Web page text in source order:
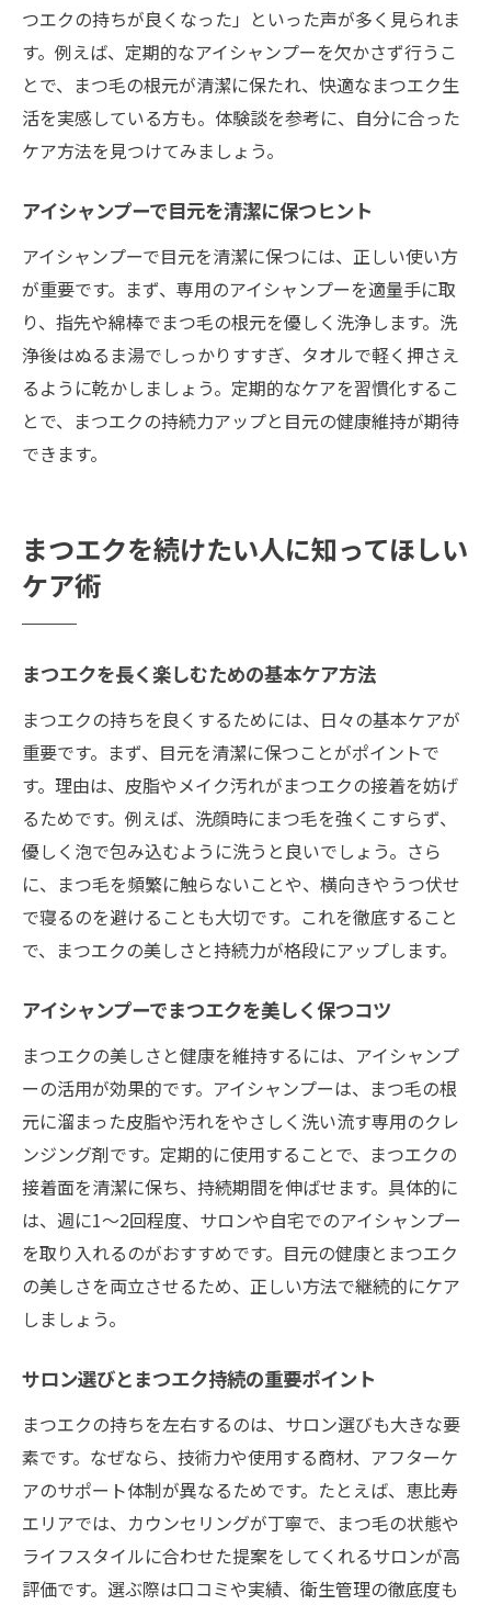
つエクの持ちが良くなった」といった声が多く見られま
す。例えば、定期的なアイシャンプーを欠かさず行うこ
とで、まつ毛の根元が清潔に保たれ、快適なまつエク生
活を実感している方も。体験談を参考に、自分に合った
ケア方法を見つけてみましょう。
アイシャンプーで目元を清潔に保つヒント
アイシャンプーで目元を清潔に保つには、正しい使い方
が重要です。まず、専用のアイシャンプーを適量手に取
り、指先や綿棒でまつ毛の根元を優しく洗浄します。洗
浄後はぬるま湯でしっかりすすぎ、タオルで軽く押さえ
るように乾かしましょう。定期的なケアを習慣化するこ
とで、まつエクの持続力アップと目元の健康維持が期待
できます。
まつエクを続けたい人に知ってほしい
ケア術
まつエクを長く楽しむための基本ケア方法
まつエクの持ちを良くするためには、日々の基本ケアが
重要です。まず、目元を清潔に保つことがポイントで
す。理由は、皮脂やメイク汚れがまつエクの接着を妨げ
るためです。例えば、洗顔時にまつ毛を強くこすらず、
優しく泡で包み込むように洗うと良いでしょう。さら
に、まつ毛を頻繁に触らないことや、横向きやうつ伏せ
で寝るのを避けることも大切です。これを徹底すること
で、まつエクの美しさと持続力が格段にアップします。
アイシャンプーでまつエクを美しく保つコツ
まつエクの美しさと健康を維持するには、アイシャンプ
ーの活用が効果的です。アイシャンプーは、まつ毛の根
元に溜まった皮脂や汚れをやさしく洗い流す専用のクレ
ンジング剤です。定期的に使用することで、まつエクの
接着面を清潔に保ち、持続期間を伸ばせます。具体的に
は、週に1～2回程度、サロンや自宅でのアイシャンプー
を取り入れるのがおすすめです。目元の健康とまつエク
の美しさを両立させるため、正しい方法で継続的にケア
しましょう。
サロン選びとまつエク持続の重要ポイント
まつエクの持ちを左右するのは、サロン選びも大きな要
素です。なぜなら、技術力や使用する商材、アフターケ
アのサポート体制が異なるためです。たとえば、恵比寿
エリアでは、カウンセリングが丁寧で、まつ毛の状態や
ライフスタイルに合わせた提案をしてくれるサロンが高
評価です。選ぶ際は口コミや実績、衛生管理の徹底度も